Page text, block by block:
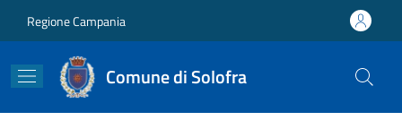
Regione Campania
Comune di Solofra